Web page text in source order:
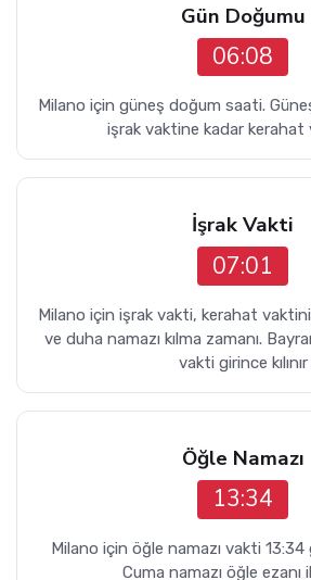
Gün Doğumu
06:08
Milano için güneş doğum saati.
işrak vaktine kadar kerahat
İşrak Vakti
07:01
Milano için işrak vakti, kerahat
ve duha namazı kılma zamanı.
vakti girince kılınır
Öğle Namazı
13:34
Milano için öğle namazı vakti
Cuma namazı öğle ezanı